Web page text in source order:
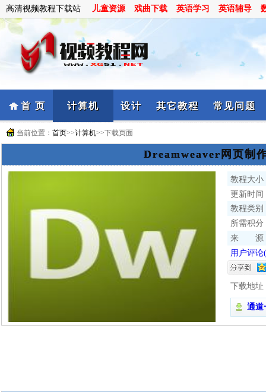
高清视频教程下载站 儿童资源 戏曲下载 英语学习 英语辅导
首 页 计算机 设计 其它教程 常见问题
当前位置： 首页>>计算机>>下载页面
Dreamweaver网页制
教程大小
更新时间
教程类别
所需积分
来 源
用户评论(
下载地址
通道